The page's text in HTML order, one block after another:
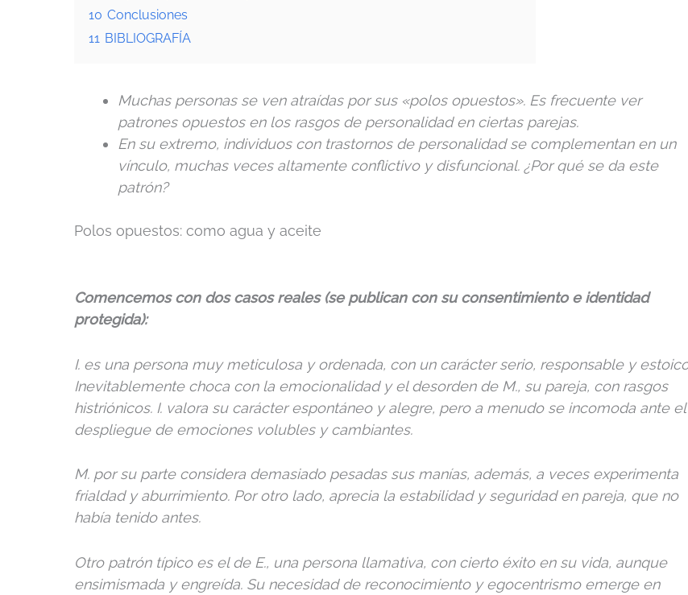
10 Conclusiones
11 BIBLIOGRAFÍA
Muchas personas se ven atraídas por sus «polos opuestos». Es frecuente ver
patrones opuestos en los rasgos de personalidad en ciertas parejas.
En su extremo, individuos con trastornos de personalidad se complementan en un
vínculo, muchas veces altamente conflictivo y disfuncional. ¿Por qué se da este
patrón?
Polos opuestos: como agua y aceite
Comencemos con dos casos reales (se publican con su consentimiento e identidad
protegida):
I. es una persona muy meticulosa y ordenada, con un carácter serio, responsable y
Inevitablemente choca con la emocionalidad y el desorden de M., su pareja, con rasgos
histriónicos. I. valora su carácter espontáneo y alegre, pero a menudo se incomoda ante el
despliegue de emociones volubles y cambiantes.
M. por su parte considera demasiado pesadas sus manías, además, a veces experimenta
frialdad y aburrimiento. Por otro lado, aprecia la estabilidad y seguridad en pareja, que no
había tenido antes.
Otro patrón típico es el de E., una persona llamativa, con cierto éxito en su vida, aunque
ensimismada y engreída. Su necesidad de reconocimiento y egocentrismo emerge en